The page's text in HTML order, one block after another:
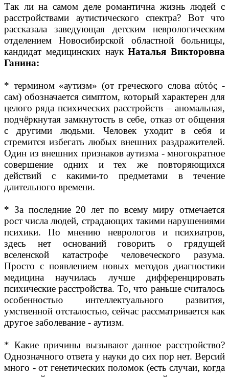
Так ли на самом деле романтична жизнь людей с
расстройствами аутистического спектра? Вот что
рассказала заведующая детским неврологическим
отделением Новосибирской областной больницы,
кандидат медицинских наукНаталья Викторовна
Ганина:
* термином «аутизм» (от греческого слова αὐτός -
сам) обозначается симптом, который характерен для
целого ряда психических расстройств – аномальная,
подчёркнутая замкнутость в себе, отказ от общения
с другими людьми. Человек уходит в себя и
стремится избегать любых внешних раздражителей.
Один из внешних признаков аутизма - многократное
совершение одних и тех же повторяющихся
действий с какими-то предметами в течение
длительного времени.
* За последние 20 лет по всему миру отмечается
рост числа людей, страдающих такими нарушениями
психики. По мнению неврологов и психиатров,
здесь нет оснований говорить о грядущей
вселенской катастрофе человеческого разума.
Просто с появлением новых методов диагностики
медицина научилась лучше дифференцировать
психические расстройства. То, что раньше считалось
особенностью интеллектуального развития,
умственной отсталостью, сейчас рассматривается как
другое заболевание - аутизм.
* Какие причины вызывают данное расстройство?
Однозначного ответа у науки до сих пор нет. Версий
много - от генетических поломок (есть случаи, когда